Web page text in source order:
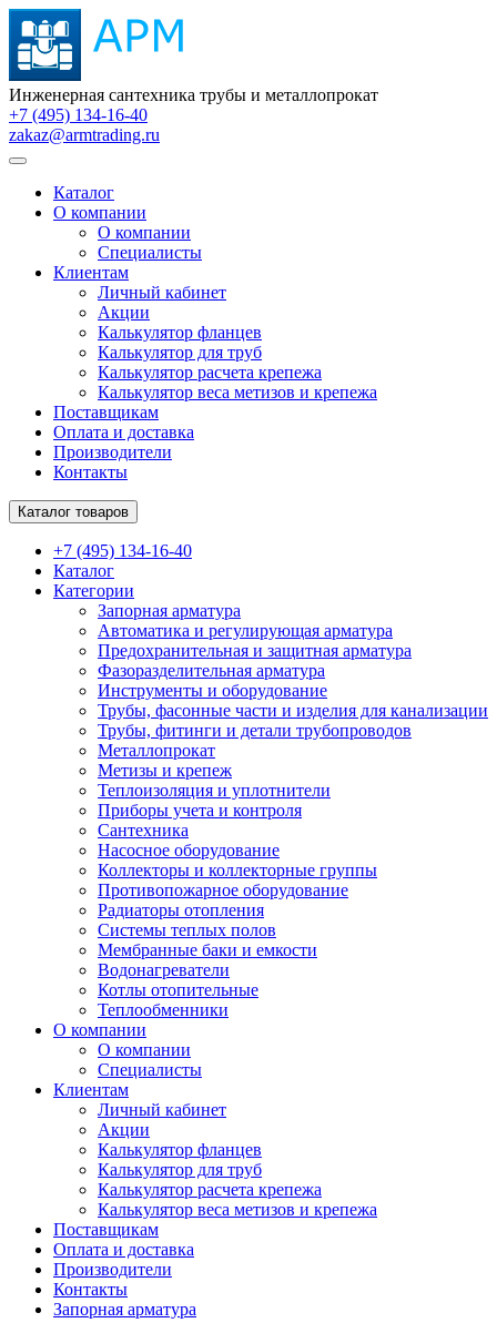
Инженерная сантехника трубы и металлопрокат
+7 (495) 134-16-40
zakaz@armtrading.ru
Каталог
О компании
О компании
Специалисты
Клиентам
Личный кабинет
Акции
Калькулятор фланцев
Калькулятор для труб
Калькулятор расчета крепежа
Калькулятор веса метизов и крепежа
Поставщикам
Оплата и доставка
Производители
Контакты
Каталог товаров
+7 (495) 134-16-40
Каталог
Категории
Запорная арматура
Автоматика и регулирующая арматура
Предохранительная и защитная арматура
Фазоразделительная арматура
Инструменты и оборудование
Трубы, фасонные части и изделия для канализации
Трубы, фитинги и детали трубопроводов
Металлопрокат
Метизы и крепеж
Теплоизоляция и уплотнители
Приборы учета и контроля
Сантехника
Насосное оборудование
Коллекторы и коллекторные группы
Противопожарное оборудование
Радиаторы отопления
Системы теплых полов
Мембранные баки и емкости
Водонагреватели
Котлы отопительные
Теплообменники
О компании
О компании
Специалисты
Клиентам
Личный кабинет
Акции
Калькулятор фланцев
Калькулятор для труб
Калькулятор расчета крепежа
Калькулятор веса метизов и крепежа
Поставщикам
Оплата и доставка
Производители
Контакты
Запорная арматура